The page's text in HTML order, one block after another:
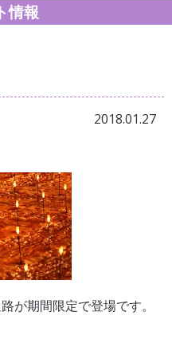
情報
2018.01.27
が期間限定で登場です。